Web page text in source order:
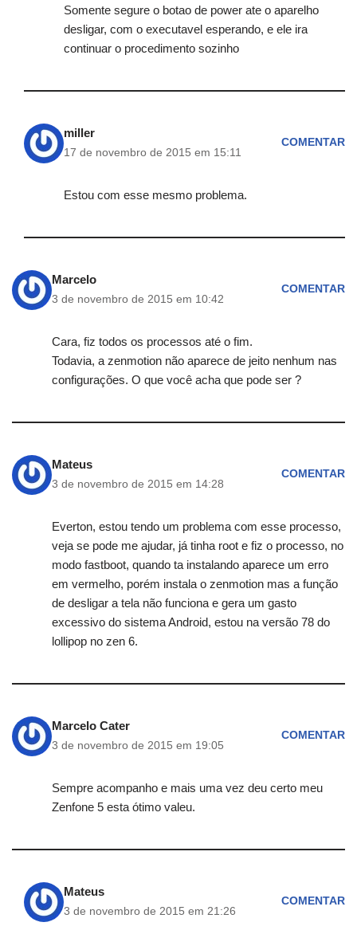
Somente segure o botao de power ate o aparelho
desligar, com o executavel esperando, e ele ira
continuar o procedimento sozinho
miller
17 de novembro de 2015 em 15:11
COMENTAR
Estou com esse mesmo problema.
Marcelo
3 de novembro de 2015 em 10:42
COMENTAR
Cara, fiz todos os processos até o fim.
Todavia, a zenmotion não aparece de jeito nenhum nas
configurações. O que você acha que pode ser ?
Mateus
3 de novembro de 2015 em 14:28
COMENTAR
Everton, estou tendo um problema com esse processo,
veja se pode me ajudar, já tinha root e fiz o processo, no
modo fastboot, quando ta instalando aparece um erro
em vermelho, porém instala o zenmotion mas a função
de desligar a tela não funciona e gera um gasto
excessivo do sistema Android, estou na versão 78 do
lollipop no zen 6.
Marcelo Cater
3 de novembro de 2015 em 19:05
COMENTAR
Sempre acompanho e mais uma vez deu certo meu
Zenfone 5 esta ótimo valeu.
Mateus
3 de novembro de 2015 em 21:26
COMENTAR